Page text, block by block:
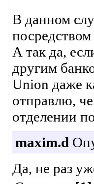
В данном
А так да,
другим
Union даже
отправлю,
отделении
maxim.d
Да, не раз